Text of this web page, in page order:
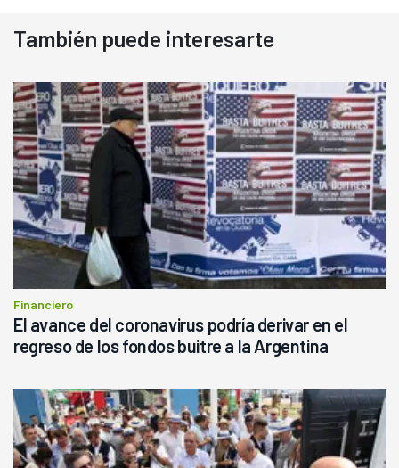
También puede interesarte
Financiero
El avance del coronavirus podría derivar en el
regreso de los fondos buitre a la Argentina